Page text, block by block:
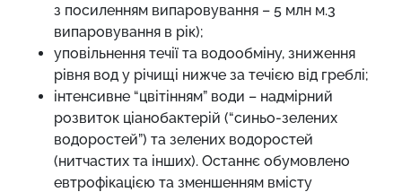
з посиленням випаровування – 5 млн м.3
випаровування в рік);
уповільнення течії та водообміну, зниження
рівня вод у річищі нижче за течією від греблі;
інтенсивне “цвітінням” води – надмірний
розвиток ціанобактерій (“синьо-зелених
водоростей”) та зелених водоростей
(нитчастих та інших). Останнє обумовлено
евтрофікацією та зменшенням вмісту